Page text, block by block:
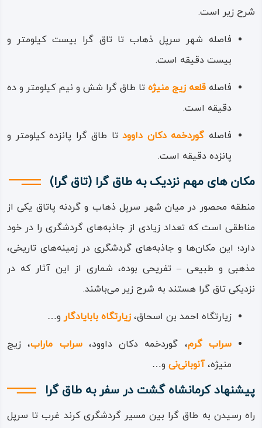
معماری طاق گرا از نوع و سبک معماری باستانی ایرانی است و
در بر گرفته است.
آن را به شکل تاق قوسی ساخته‌اند؛ دور تا دور سقف را با کنگره
کارکرد نمادین و یادگار داشته است.
مصالح و ملات عمده تاق گرا لاشه سنگ و گچ است و رویه
بیرونی آن را با سنگ‌های تراش خورده ساخته‌اند. طاق گرا به
دلیل نمادین بودن سازه آن و نیز ابهامی که در زمان ساخت آن
وجود دارد، از عنوان‌های زیادی برخوردار بوده و کاربردهای
متفاوتی را برای آن حدس زده‌اند؛ از جمله این نمادها می‌توان به
اتمام راه کاروان رو، اتراقگاه شاهی، اریکه سلطنتی و بنای یادبود
پیروزی اشاره کرد.
شرح زیر است.
فاصله شهر سرپل ذهاب تا تاق گرا بیست کیلومتر و
بیست دقیقه است.
فاصله قلعه زیج منیژه تا طاق گرا شش و نیم کیلومتر و ده
دقیقه است.
فاصلهگوردخمه دکان داوودتا طاق گرا پانزده کیلومتر و
پانزده دقیقه است.
مکان های مهم نزدیک به طاق گرا (تاق گرا)
منطقه محصور در میان شهر سرپل ذهاب و گردنه پاتاق یکی از
مناطقی است که تعداد زیادی از جاذبه‌های گردشگری را در خود
دارد؛ این مکان‌ها و جاذبه‌های گردشگری در زمینه‌های تاریخی،
مذهبی و طبیعی – تفریحی بوده، شماری از این آثار که در
نزدیکی تاق گرا هستند به شرح زیر می‌باشند.
زیارتگاه احمد بن‌ اسحاق،زیارتگاه بابایادگارو…
سراب گرم، گوردخمه دکان داوود،سراب ماراب، زیج
منیژه،آنوبانی‌نی و…
پیشنهاد کرمانشاه گشت در سفر به طاق گرا
راه رسیدن به طاق گرا بین مسیر گردشگری کرند غرب تا سرپل